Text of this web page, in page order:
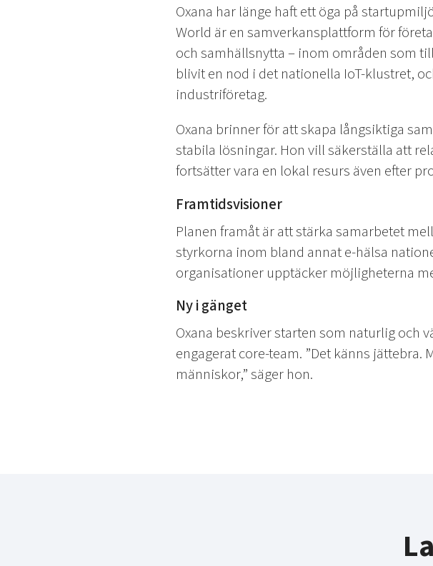
Oxana har länge haft ett öga på
World är en samverkansplattform för
och samhällsnytta – inom områden som
blivit en nod i det nationella IoT-klustret,
industriföretag.
Oxana brinner för att skapa långsiktiga
stabila lösningar. Hon vill säkerställa att
fortsätter vara en lokal resurs även efter
Framtidsvisioner
Planen framåt är att stärka samarbetet
styrkorna inom bland annat e-hälsa
organisationer upptäcker möjligheterna
Ny i gänget
Oxana beskriver starten som naturlig och
engagerat core-team. ”Det känns
människor,” säger hon.